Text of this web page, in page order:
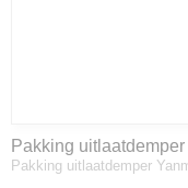
Pakking
128300-13230
Pakking uitlaatdemper